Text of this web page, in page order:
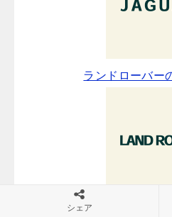
ランドローバー
キャデラック
シェア